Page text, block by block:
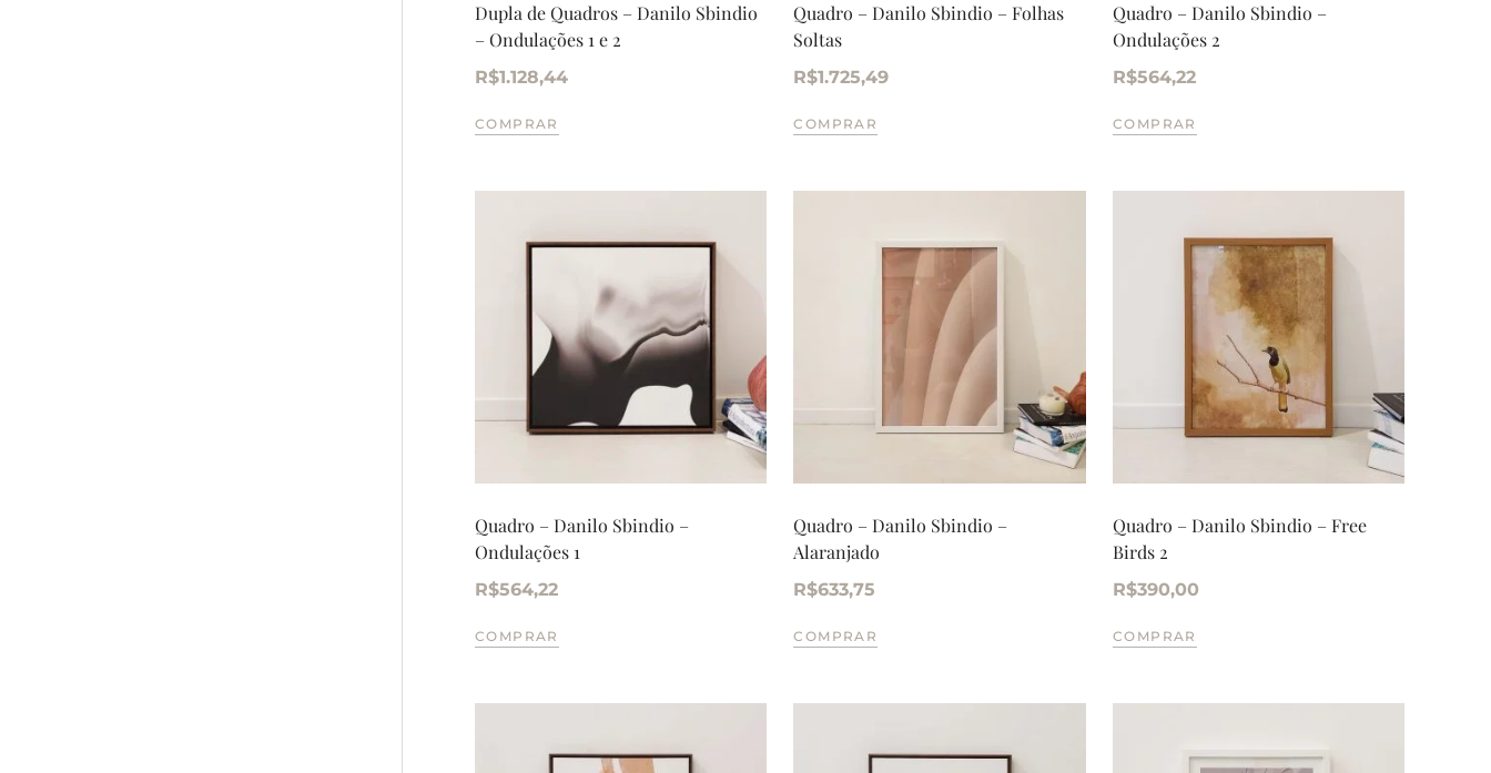
Dupla de Quadros – Danilo Sbindio
– Ondulações 1 e 2
R$1.128,44
COMPRAR
Quadro – Danilo Sbindio – Folhas
Soltas
R$1.725,49
COMPRAR
Quadro – Danilo Sbindio –
Ondulações 2
R$564,22
COMPRAR
Quadro – Danilo Sbindio –
Ondulações 1
R$564,22
COMPRAR
Quadro – Danilo Sbindio –
Alaranjado
R$633,75
COMPRAR
Quadro – Danilo Sbindio – Free
Birds 2
R$390,00
COMPRAR